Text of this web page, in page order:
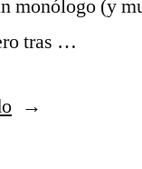
monólogo (y
tras …
«¡Finalista